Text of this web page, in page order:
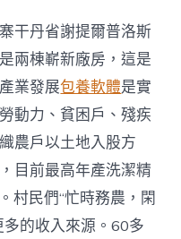
干丹省謝提爾普洛斯
兩棟嶄新廠房，這是
業發展包養軟體是實
動力、貧困戶、殘疾
農戶以土地入股方
目前最高年產洗潔精
村民們“忙時務農，閑
的收入來源。60多